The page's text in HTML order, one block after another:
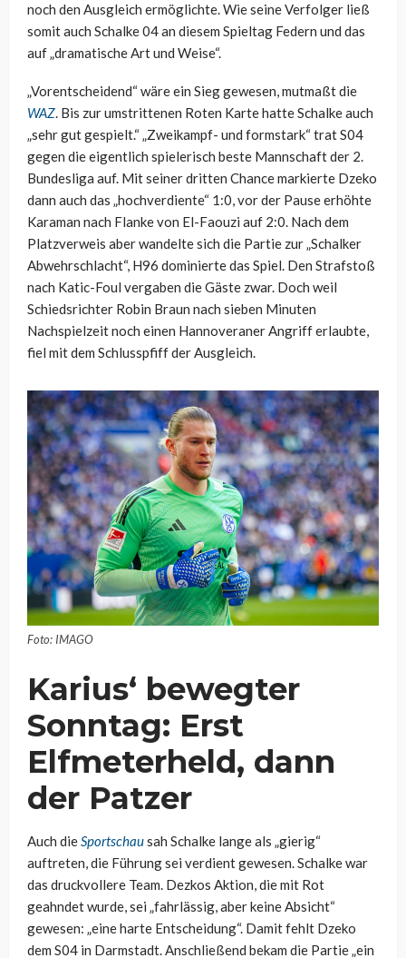
noch den Ausgleich ermöglichte. Wie seine Verfolger ließ
somit auch Schalke 04 an diesem Spieltag Federn und das
auf „dramatische Art und Weise“.
„Vorentscheidend“ wäre ein Sieg gewesen, mutmaßt die
WAZ. Bis zur umstrittenen Roten Karte hatte Schalke auch
„sehr gut gespielt.“ „Zweikampf- und formstark“ trat S04
gegen die eigentlich spielerisch beste Mannschaft der 2.
Bundesliga auf. Mit seiner dritten Chance markierte Dzeko
dann auch das „hochverdiente“ 1:0, vor der Pause erhöhte
Karaman nach Flanke von El-Faouzi auf 2:0. Nach dem
Platzverweis aber wandelte sich die Partie zur „Schalker
Abwehrschlacht“, H96 dominierte das Spiel. Den Strafstoß
nach Katic-Foul vergaben die Gäste zwar. Doch weil
Schiedsrichter Robin Braun nach sieben Minuten
Nachspielzeit noch einen Hannoveraner Angriff erlaubte,
fiel mit dem Schlusspfiff der Ausgleich.
Foto: IMAGO
Karius‘ bewegter
Sonntag: Erst
Elfmeterheld, dann
der Patzer
Auch dieSportschausah Schalke lange als „gierig“
auftreten, die Führung sei verdient gewesen. Schalke war
das druckvollere Team. Dezkos Aktion, die mit Rot
geahndet wurde, sei „fahrlässig, aber keine Absicht“
gewesen: „eine harte Entscheidung“. Damit fehlt Dzeko
dem S04 in Darmstadt. Anschließend bekam die Partie „ein